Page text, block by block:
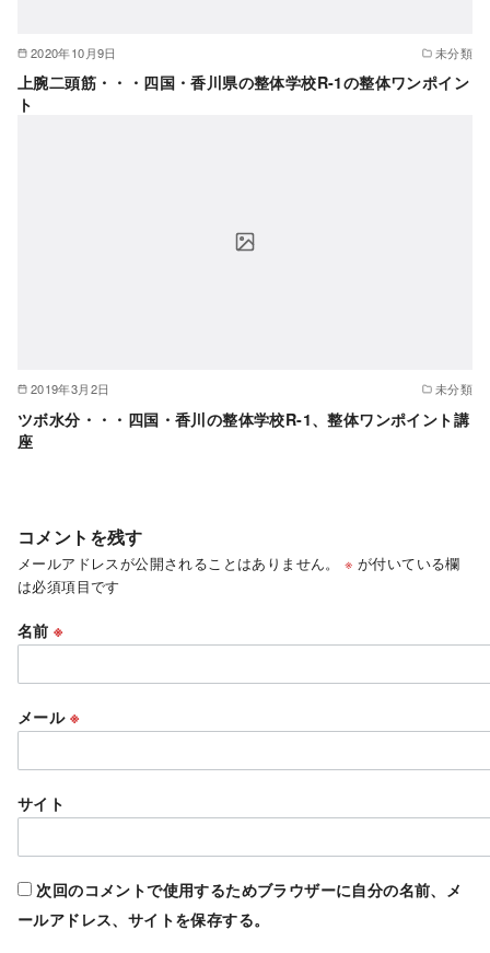
2020年10月9日 未分類
上腕二頭筋・・・四国・香川県の整体学校R-1の整体ワンポイン
ト
2019年3月2日 未分類
ツボ水分・・・四国・香川の整体学校R-1、整体ワンポイント講
座
コメントを残す
メールアドレスが公開されることはありません。 ※ が付いている欄
は必須項目です
名前※
メール ※
サイト
次回のコメントで使用するためブラウザーに自分の名前、メ
ールアドレス、サイトを保存する。